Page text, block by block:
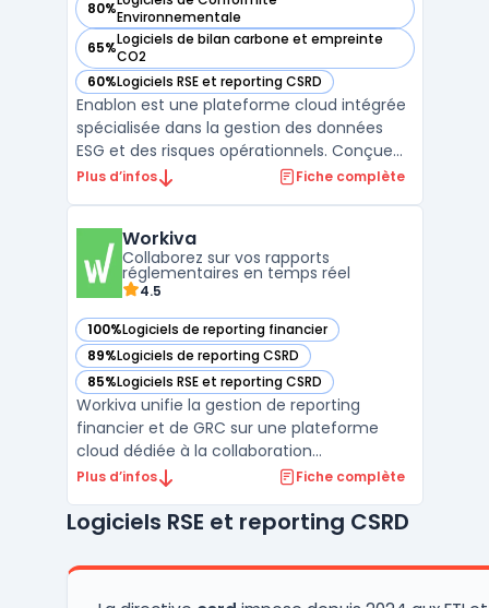
80%Environnementale
— voir Enablon dans cette catégorie
65%Logiciels de bilan carbone et empreinte
CO2
— voir Enablon dans cette catégorie
60%Logiciels RSE et reporting CSRD
— voir Enablon dans cette catégorie
Enablon est une plateforme cloud intégrée
spécialisée dans la gestion des données
ESG et des risques opérationnels. Conçue
pour centraliser la collecte, le suivi et
gouvernance, Enablon permet aux
entreprises de se conformer aux normes
mon ...
Plus d’infos Fiche complète
Workiva
Collaborez sur vos rapports
réglementaires en temps réel
4.5
100%Logiciels de reporting financier
— voir Workiva dans cette catégorie
89%Logiciels de reporting CSRD
— voir Workiva dans cette catégorie
85%Logiciels RSE et reporting CSRD
— voir Workiva dans cette catégorie
Workiva unifie la gestion de reporting
financier et de GRC sur une plateforme
cloud dédiée à la collaboration
documentaire, à la traçabilité des données
confrontées à la multiplication des
leurs flux financiers, extra-fina ...
Plus d’infos Fiche complète
Logiciels RSE et reporting CSRD